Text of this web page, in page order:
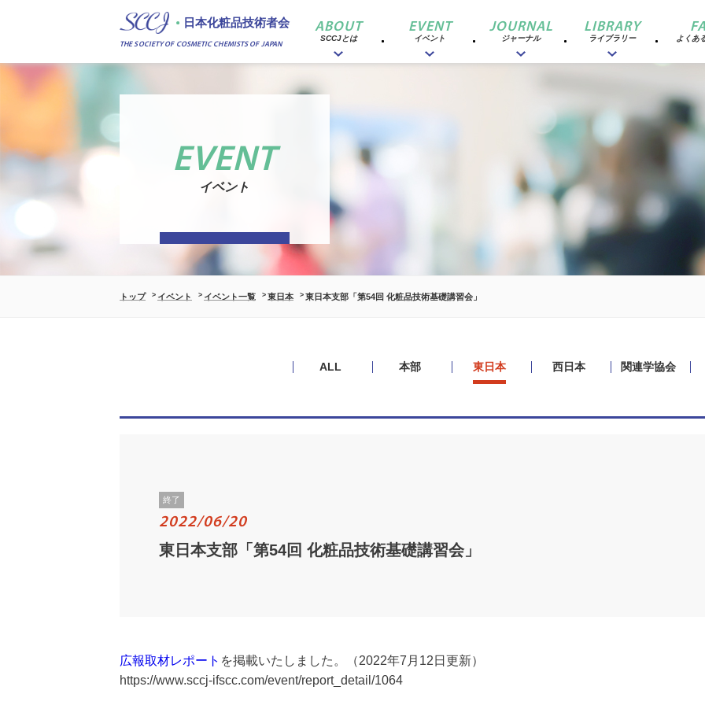
日本化粧品技術者会
THE SOCIETY OF COSMETIC CHEMISTS OF JAPAN
ABOUT
SCCJとは
EVENT
イベント
JOURNAL
ジャーナル
LIBRARY
ライブラリー よくあ
EVENT
イベント
トップ イベント イベント一覧 東日本 東日本支部「第54回 化粧品技術基礎講習会」
ALL 本部 東日本 西日本 関連学協会
終了
2022/06/20
東日本支部「第54回 化粧品技術基礎講習会」
広報取材レポート を掲載いたしました。（2022年7月12日更新）
https://www.sccj-ifscc.com/event/report_detail/1064